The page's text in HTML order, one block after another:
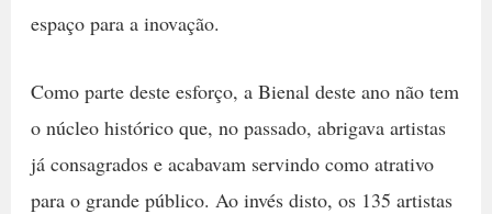
espaço para a inovação.
Como parte deste esforço, a Bienal deste ano não tem
o núcleo histórico que, no passado, abrigava artistas
já consagrados e acabavam servindo como atrativo
para o grande público. Ao invés disto, os 135 artistas